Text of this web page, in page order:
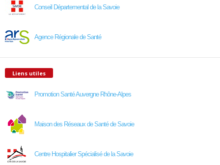
Conseil Départemental de la Savoie
Agence Régionale de Santé
Liens utiles
Promotion Santé Auvergne Rhône-Alpes
Maison des Réseaux de Santé de Savoie
Centre Hospitalier Spécialisé de la Savoie